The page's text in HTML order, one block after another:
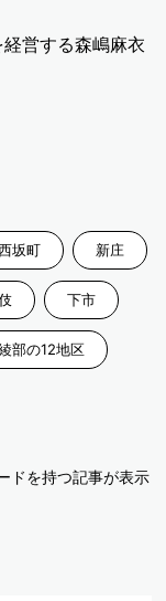
営する森嶋麻衣
坂町 新庄
下市
部の12地区
ドを持つ記事が表示